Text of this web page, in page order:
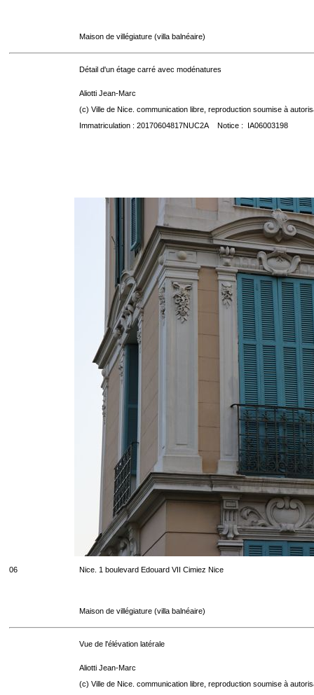
Maison de villégiature (villa balnéaire)
Détail d'un étage carré avec modénatures
Aliotti Jean-Marc
(c) Ville de Nice. communication libre, reproduction soumise à
Immatriculation : 20170604817NUC2A Notice : IA06003198
06 Nice. 1 boulevard Edouard VII Cimiez Nice
Maison de villégiature (villa balnéaire)
Vue de l'élévation latérale
Aliotti Jean-Marc
(c) Ville de Nice. communication libre, reproduction soumise à